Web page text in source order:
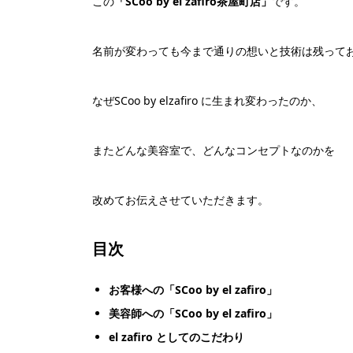
名前が変わっても今まで通りの想いと技術は残って
なぜSCoo by elzafiro に生まれ変わったのか、
またどんな美容室で、どんなコンセプトなのかを
改めてお伝えさせていただきます。
目次
お客様への「SCoo by el zafiro」
美容師への「SCoo by el zafiro」
el zafiro としてのこだわり